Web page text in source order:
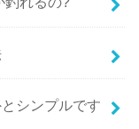
シンプルです